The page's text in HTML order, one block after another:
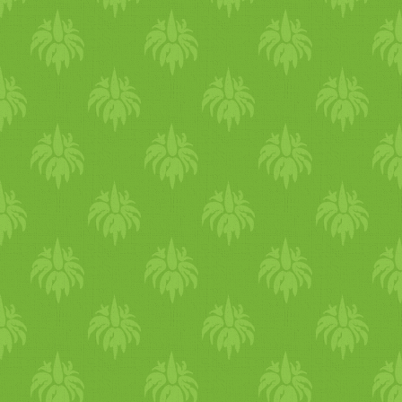
kevéspetrezselyemmel .
Összekeverjük és picit így
állni hagyjuk. A gombát a
mártáshoz keverjük, majd a
lereszelt spagettira
halmozzuk.